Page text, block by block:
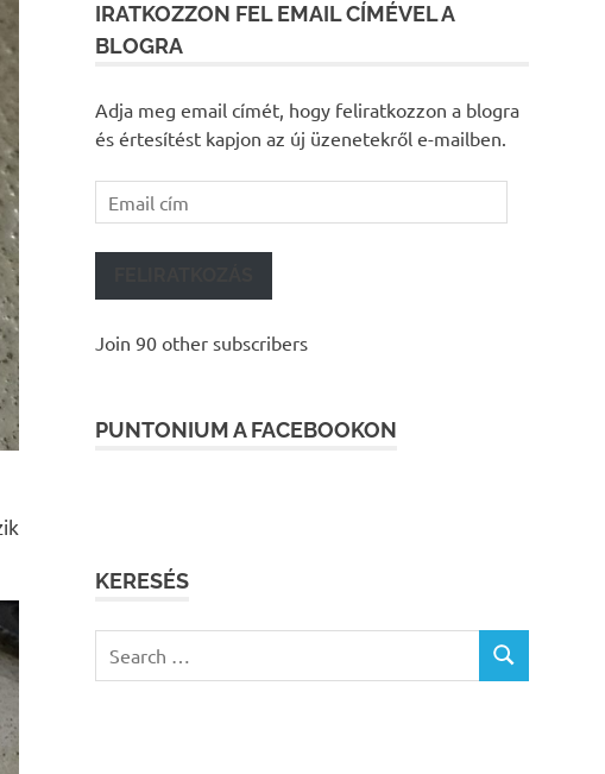
IRATKOZZON FEL EMAIL CÍMÉVEL A
BLOGRA
Adja meg email címét, hogy feliratkozzon a blogra
és értesítést kapjon az új üzenetekről e-mailben.
Email
cím
Join 90 other subscribers
PUNTONIUM A FACEBOOKON
KERESÉS
for:
SEARCH